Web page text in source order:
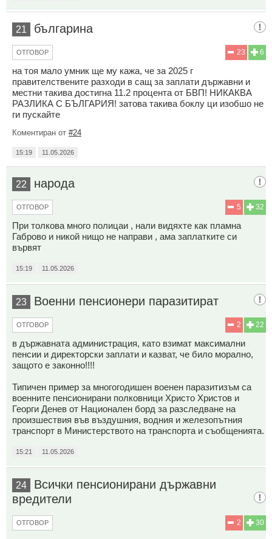
21 българина
6
23
ОТГОВОР
на тоя мало умник ще му кажа, че за 2025 г
правителствените разходи в сащ за заплати държавни и
местни такива достигна 11.2 процента от БВП! НИКАКВА
РАЗЛИКА С БЪЛГАРИЯ! затова такива боклу ци изобшо не
ги пускайте
Коментиран от #24
15:19 11.05.2026
22 народа
32
5
ОТГОВОР
При толкова много полицаи , нали видяхте как пламна
Габрово и никой нищо не направи , ама заплатките си
вървят
15:19 11.05.2026
23 Военни пенсионери паразитират
22
2
ОТГОВОР
в държавната администрация, като взимат максимални
пенсии и директорски заплати и казват, че било морално,
защото е законно!!!!
Типичен пример за многогодишен военен паразитизъм са
военните пенсионирани полковници Христо Христов и
Георги Денев от Национален борд за разследване на
произшествия във въздушния, водния и железопътния
транспорт в Министерството на транспорта и съобщенията.
15:21 11.05.2026
24
Всички пенсионирани държавни
вредители
30
2
ОТГОВОР